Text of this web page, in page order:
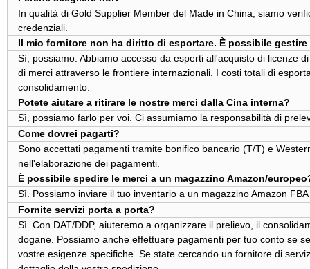
In qualità di Gold Supplier Member delMade in China , siamo
credenziali.
Il mio fornitore non ha diritto di esportare. È possibile
Sì, possiamo. Abbiamo accesso da esperti all'acquisto di licenze
di merci attraverso le frontiere internazionali. I costi totali di
consolidamento.
Potete aiutare a ritirare le nostre merci dalla Cina interna?
Sì, possiamo farlo per voi. Ci assumiamo la responsabilità di
Come dovrei pagarti?
Sono accettati pagamenti tramite bonifico bancario (T/T) e
nell'elaborazione dei pagamenti.
È possibile spedire le merci a un magazzino Amazon/
Sì. Possiamo inviare il tuo inventario a un magazzino Amazon
Fornite servizi porta a porta?
Sì. Con DAT/DDP, aiuteremo a organizzare il prelievo, il
dogane. Possiamo anche effettuare pagamenti per tuo conto se
vostre esigenze specifiche. Se state cercando un fornitore di